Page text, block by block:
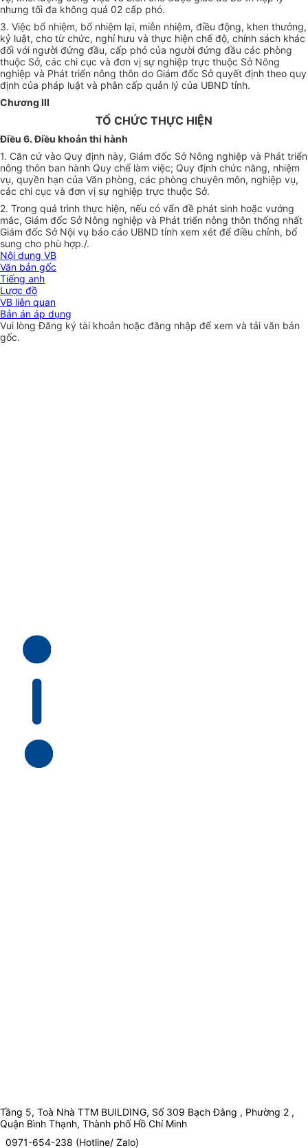
nhưng tối đa không quá 02 cấp phó.
3. Việc bổ nhiệm, bổ nhiệm lại, miễn nhiệm, điều động, khen thưởng,
kỷ luật, cho từ chức, nghỉ hưu và thực hiện chế độ, chính sách khác
đối với người đứng đầu, cấp phó của người đứng đầu các phòng
thuộc Sở, các chi cục và đơn vị sự nghiệp trực thuộc Sở Nông
nghiệp và Phát triển nông thôn do Giám đốc Sởquyết định theo quy
định của pháp luật và phân cấp quản lý của UBND tỉnh.
Chương III
TỔ CHỨC THỰC HIỆN
Điều 6. Điều khoản thi hành
1. Căn cứ vào Quy định này, Giám đốc Sở Nông nghiệp và Phát triển
nông thôn ban hành Quy chế làm việc; Quy định chức năng, nhiệm
vụ, quyền hạn của Văn phòng, các phòng chuyên môn, nghiệp vụ,
các chi cục và đơn vị sự nghiệp trực thuộc Sở.
2. Trong quá trình thực hiện, nếu có vấn đề phát sinh hoặc vướng
mắc, Giám đốc Sở Nông nghiệp và Phát triển nông thôn thống nhất
Giám đốc Sở Nội vụ báo cáo UBND tỉnh xem xét để điều chỉnh, bổ
sung cho phù hợp./.
Nội dung VB
Văn bản gốc
Tiếng anh
Lược đồ
VB liên quan
Bản án áp dụng
Vui lòngĐăng ký tài khoản hoặc đăng nhập để xem và tải văn bản
gốc.
Tầng 5, Toà Nhà TTM BUILDING, Số 309 Bạch Đằng , Phường 2 ,
Quận Bình Thạnh, Thành phố Hồ Chí Minh
0971-654-238 (Hotline/ Zalo)